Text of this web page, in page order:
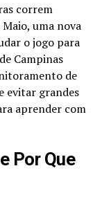
correm
uma nova
o jogo para
Campinas
de
evitar grandes
aprender com
Por Que